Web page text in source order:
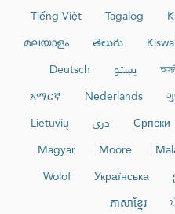
Tiếng Việt
Tagalog
മലയാളം
తెలుగు
Deutsch
پښتو
አማርኛ
Nederlands
Lietuvių
دری Српски
Magyar
Moore
Wolof
Українська
ភាសាខ្មែរ